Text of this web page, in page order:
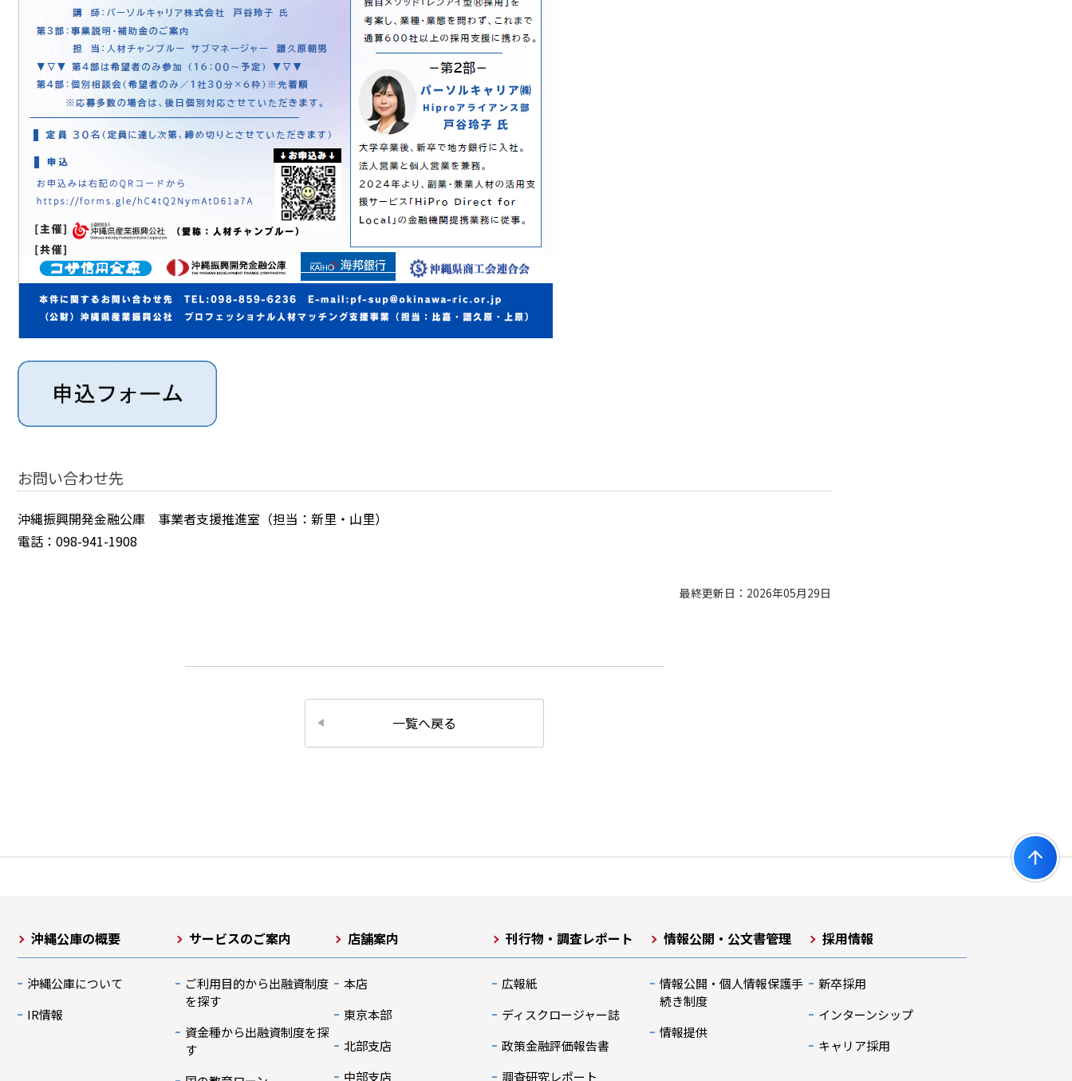
お問い合わせ先
沖縄振興開発金融公庫 事業者支援推進室（担当：新里・山里）
電話：098-941-1908
最終更新日：2026年05月29日
一覧へ戻る
沖縄公庫の概要
沖縄公庫について
IR情報
サービスのご案内
ご利用目的から出融資制度
を探す
資金種から出融資制度を探
す
店舗案内
本店
東京本部
北部支店
中部支店
刊行物・調査レポート
広報紙
ディスクロージャー誌
政策金融評価報告書
調査研究レポート
情報公開・公文書管理
情報公開・個人情報保護手
続き制度
情報提供
採用情報
新卒採用
インターンシップ
キャリア採用